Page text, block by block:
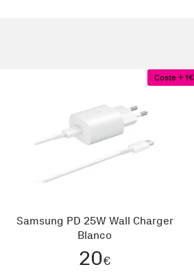
Coste + 1€
Samsung PD 25W Wall Charger
Blanco
20€